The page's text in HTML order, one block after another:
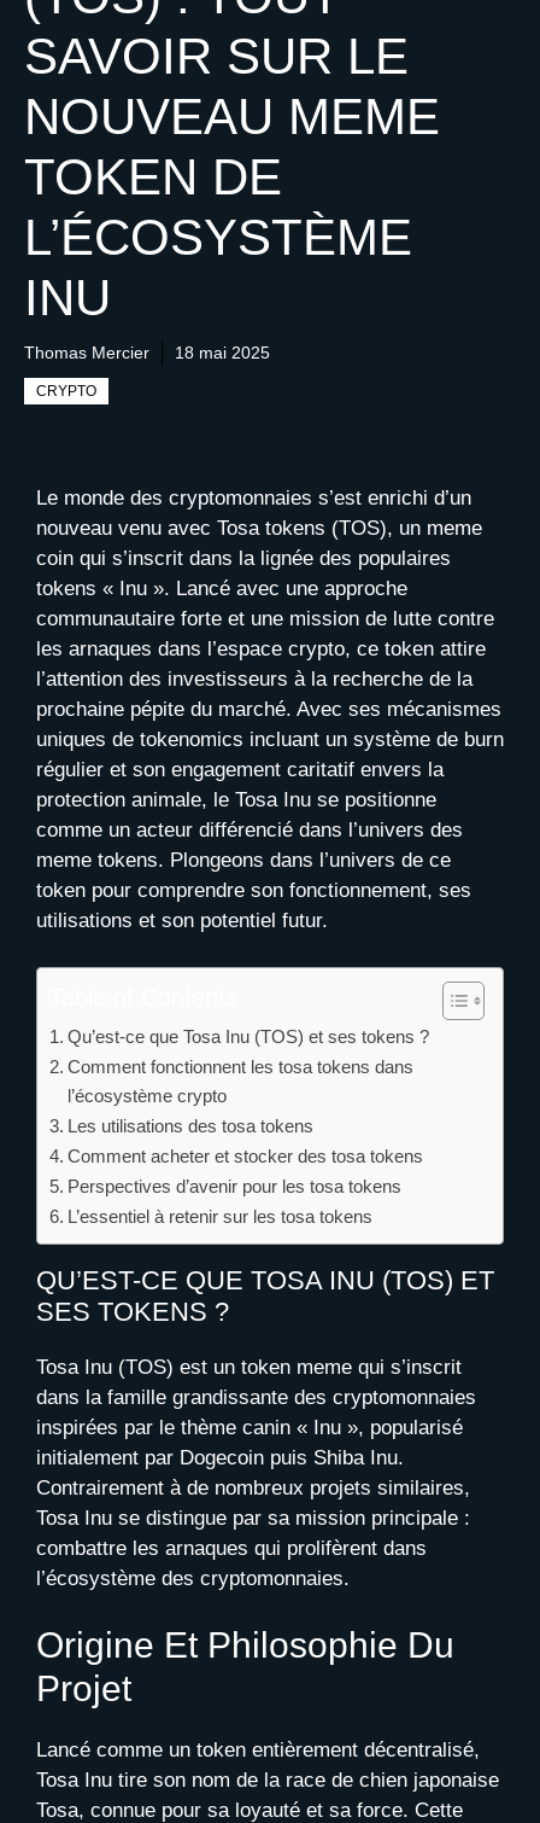
SAVOIR SUR LE
NOUVEAU MEME
TOKEN DE
L’ÉCOSYSTÈME
INU
Thomas Mercier 18 mai 2025
CRYPTO
Le monde des cryptomonnaies s’est enrichi d’un
nouveau venu avec Tosa tokens (TOS), un meme
coin qui s’inscrit dans la lignée des populaires
tokens « Inu ». Lancé avec une approche
communautaire forte et une mission de lutte contre
les arnaques dans l’espace crypto, ce token attire
l’attention des investisseurs à la recherche de la
prochaine pépite du marché. Avec ses mécanismes
uniques de tokenomics incluant un système de burn
régulier et son engagement caritatif envers la
protection animale, le Tosa Inu se positionne
comme un acteur différencié dans l’univers des
meme tokens. Plongeons dans l’univers de ce
token pour comprendre son fonctionnement, ses
utilisations et son potentiel futur.
Qu’est-ce que Tosa Inu (TOS) et ses tokens ?
Comment fonctionnent les tosa tokens dans
l’écosystème crypto
Les utilisations des tosa tokens
Comment acheter et stocker des tosa tokens
Perspectives d’avenir pour les tosa tokens
L’essentiel à retenir sur les tosa tokens
QU’EST-CE QUE TOSA INU (TOS) ET
SES TOKENS ?
Tosa Inu (TOS) est un token meme qui s’inscrit
dans la famille grandissante des cryptomonnaies
inspirées par le thème canin « Inu », popularisé
initialement par Dogecoin puis Shiba Inu.
Contrairement à de nombreux projets similaires,
Tosa Inu se distingue par sa mission principale :
combattre les arnaques qui prolifèrent dans
l’écosystème des cryptomonnaies.
Origine Et Philosophie Du
Projet
Lancé comme un token entièrement décentralisé,
Tosa Inu tire son nom de la race de chien japonaise
Tosa, connue pour sa loyauté et sa force. Cette